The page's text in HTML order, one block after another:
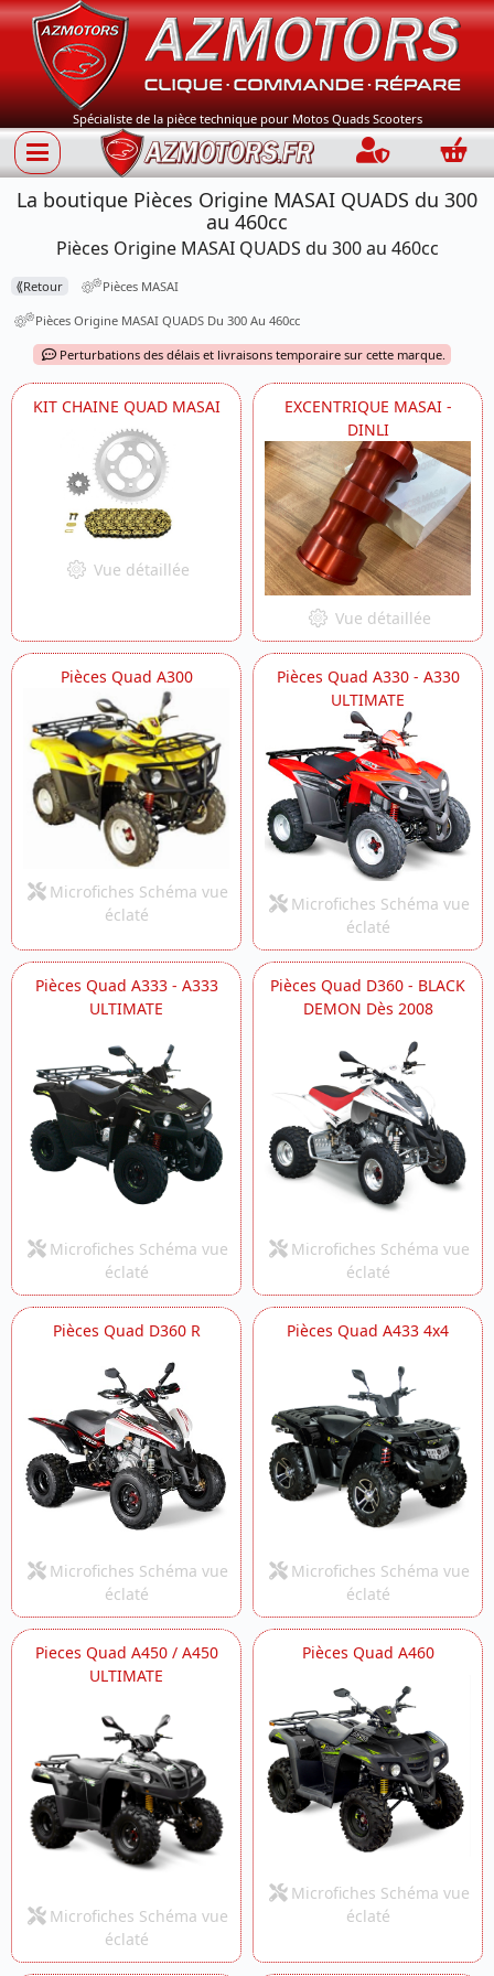
Spécialiste de la pièce technique pour Motos Quads Scooters
Connection
La boutique Pièces Origine MASAI QUADS du 300
au 460cc
Pièces Origine MASAI QUADS du 300 au 460cc
⟪Retour Pièces MASAI
Pièces Origine MASAI QUADS Du 300 Au 460cc
Perturbations des délais et livraisons temporaire sur cette marque.
KIT CHAINE QUAD MASAI
Vue détaillée
EXCENTRIQUE MASAI -
DINLI
Vue détaillée
Pièces Quad A300
Microfiches Schéma vue
éclaté
Pièces Quad A330 - A330
ULTIMATE
Microfiches Schéma vue
éclaté
Pièces Quad A333 - A333
ULTIMATE
Microfiches Schéma vue
éclaté
Pièces Quad D360 - BLACK
DEMON Dès 2008
Microfiches Schéma vue
éclaté
Pièces Quad D360 R
Microfiches Schéma vue
éclaté
Pièces Quad A433 4x4
Microfiches Schéma vue
éclaté
Pieces Quad A450 / A450
ULTIMATE
Microfiches Schéma vue
éclaté
Pièces Quad A460
Microfiches Schéma vue
éclaté